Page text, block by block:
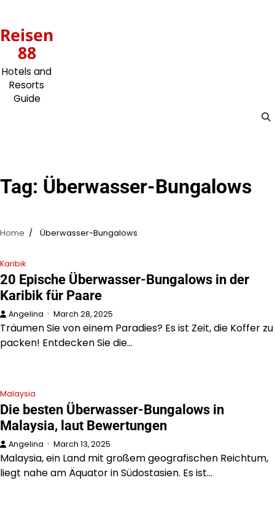
content
Reisen
88
Hotels and
Resorts
Guide
Tag: Überwasser-Bungalows
Home Überwasser-Bungalows
Karibik
20 Epische Überwasser-Bungalows in der
Karibik für Paare
Angelina March 28, 2025
Träumen Sie von einem Paradies? Es ist Zeit, die Koffer zu
packen! Entdecken Sie die…
Malaysia
Die besten Überwasser-Bungalows in
Malaysia, laut Bewertungen
Angelina March 13, 2025
Malaysia, ein Land mit großem geografischen Reichtum,
liegt nahe am Äquator in Südostasien. Es ist…